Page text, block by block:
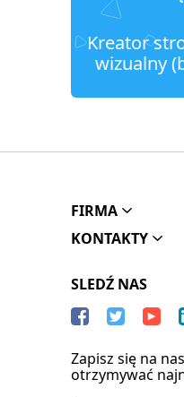
Kreator
wizualny
FIRMA
KONTAKTY
SLEDŹ NAS
Zapisz się na
otrzymywać